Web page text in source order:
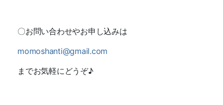
〇お問い合わせやお申し込みは
momoshanti@gmail.com
までお気軽にどうぞ♪